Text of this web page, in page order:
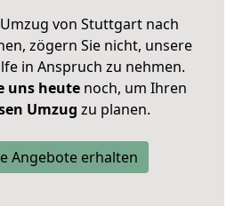
von Stuttgart nach
zögern Sie nicht, unsere
in Anspruch zu nehmen.
uns heutenoch, um Ihren
Umzug zu planen.
Angebote erhalten